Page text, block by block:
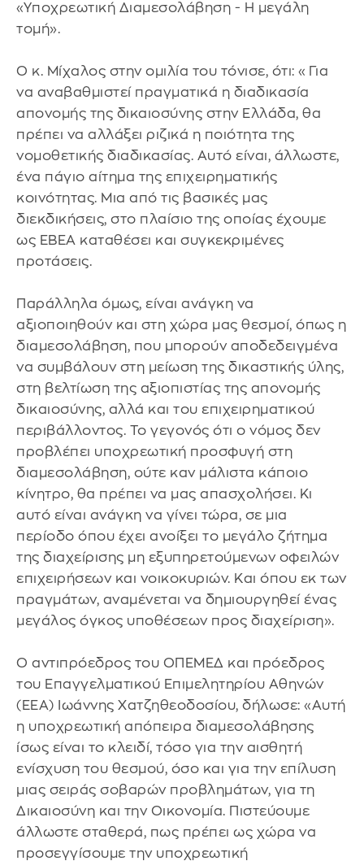
«Υποχρεωτική Διαμεσολάβηση - Η μεγάλη
τομή».
Ο κ. Μίχαλος στην ομιλία του τόνισε, ότι: «Για
να αναβαθμιστεί πραγματικά η διαδικασία
απονομής της δικαιοσύνης στην Ελλάδα, θα
πρέπει να αλλάξει ριζικά η ποιότητα της
νομοθετικής διαδικασίας. Αυτό είναι, άλλωστε,
ένα πάγιο αίτημα της επιχειρηματικής
κοινότητας. Μια από τις βασικές μας
διεκδικήσεις, στο πλαίσιο της οποίας έχουμε
ως ΕΒΕΑ καταθέσει και συγκεκριμένες
προτάσεις.
Παράλληλα όμως, είναι ανάγκη να
αξιοποιηθούν και στη χώρα μας θεσμοί, όπως η
διαμεσολάβηση, που μπορούν αποδεδειγμένα
να συμβάλουν στη μείωση της δικαστικής ύλης,
στη βελτίωση της αξιοπιστίας της απονομής
δικαιοσύνης, αλλά και του επιχειρηματικού
περιβάλλοντος. Το γεγονός ότι ο νόμος δεν
προβλέπει υποχρεωτική προσφυγή στη
διαμεσολάβηση, ούτε καν μάλιστα κάποιο
κίνητρο, θα πρέπει να μας απασχολήσει. Κι
αυτό είναι ανάγκη να γίνει τώρα, σε μια
περίοδο όπου έχει ανοίξει το μεγάλο ζήτημα
της διαχείρισης μη εξυπηρετούμενων οφειλών
επιχειρήσεων και νοικοκυριών. Και όπου εκ των
πραγμάτων, αναμένεται να δημιουργηθεί ένας
μεγάλος όγκος υποθέσεων προς διαχείριση».
Ο αντιπρόεδρος του ΟΠΕΜΕΔ και πρόεδρος
του Επαγγελματικού Επιμελητηρίου Αθηνών
(ΕΕΑ) Ιωάννης Χατζηθεοδοσίου, δήλωσε: «Αυτή
η υποχρεωτική απόπειρα διαμεσολάβησης
ίσως είναι το κλειδί, τόσο για την αισθητή
ενίσχυση του θεσμού, όσο και για την επίλυση
μιας σειράς σοβαρών προβλημάτων, για τη
Δικαιοσύνη και την Οικονομία. Πιστεύουμε
άλλωστε σταθερά, πως πρέπει ως χώρα να
προσεγγίσουμε την υποχρεωτική